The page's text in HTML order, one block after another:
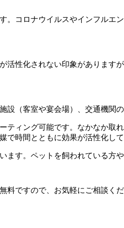
。コロナウイルスやインフル
活性化されない印象があります
設（客室や宴会場）、交通機関
ティング可能です。なかなか
で時間とともに効果が活性化し
ます。ペットを飼われている方
料ですので、お気軽にご相談く